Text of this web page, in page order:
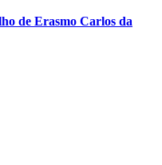
de Erasmo Carlos da